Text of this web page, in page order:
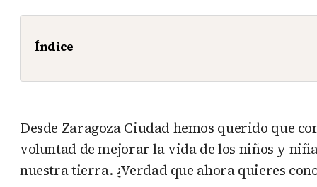
Índice
Desde Zaragoza Ciudad hemos querido que
voluntad de mejorar la vida de los niños y
nuestra tierra. ¿Verdad que ahora quieres